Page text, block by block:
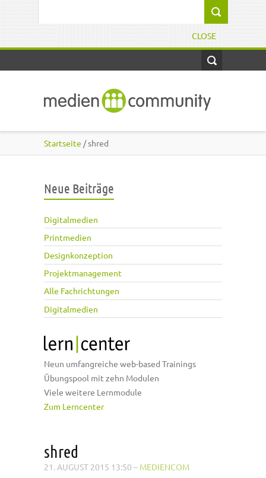
CLOSE
Startseite / shred
Neue Beiträge
Digitalmedien
Printmedien
Designkonzeption
Projektmanagement
Alle Fachrichtungen
Digitalmedien
Neun umfangreiche web-based Trainings
Übungspool mit zehn Modulen
Viele weitere Lernmodule
Zum Lerncenter
shred
21. AUGUST 2015 13:50 – MEDIENCOM